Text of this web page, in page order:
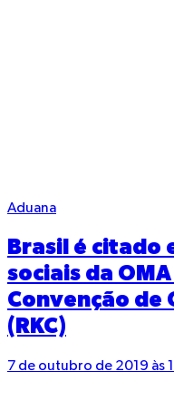
Aduana
Brasil é citado
sociais da
Convenção de
(RKC)
7 de outubro de 2019 às